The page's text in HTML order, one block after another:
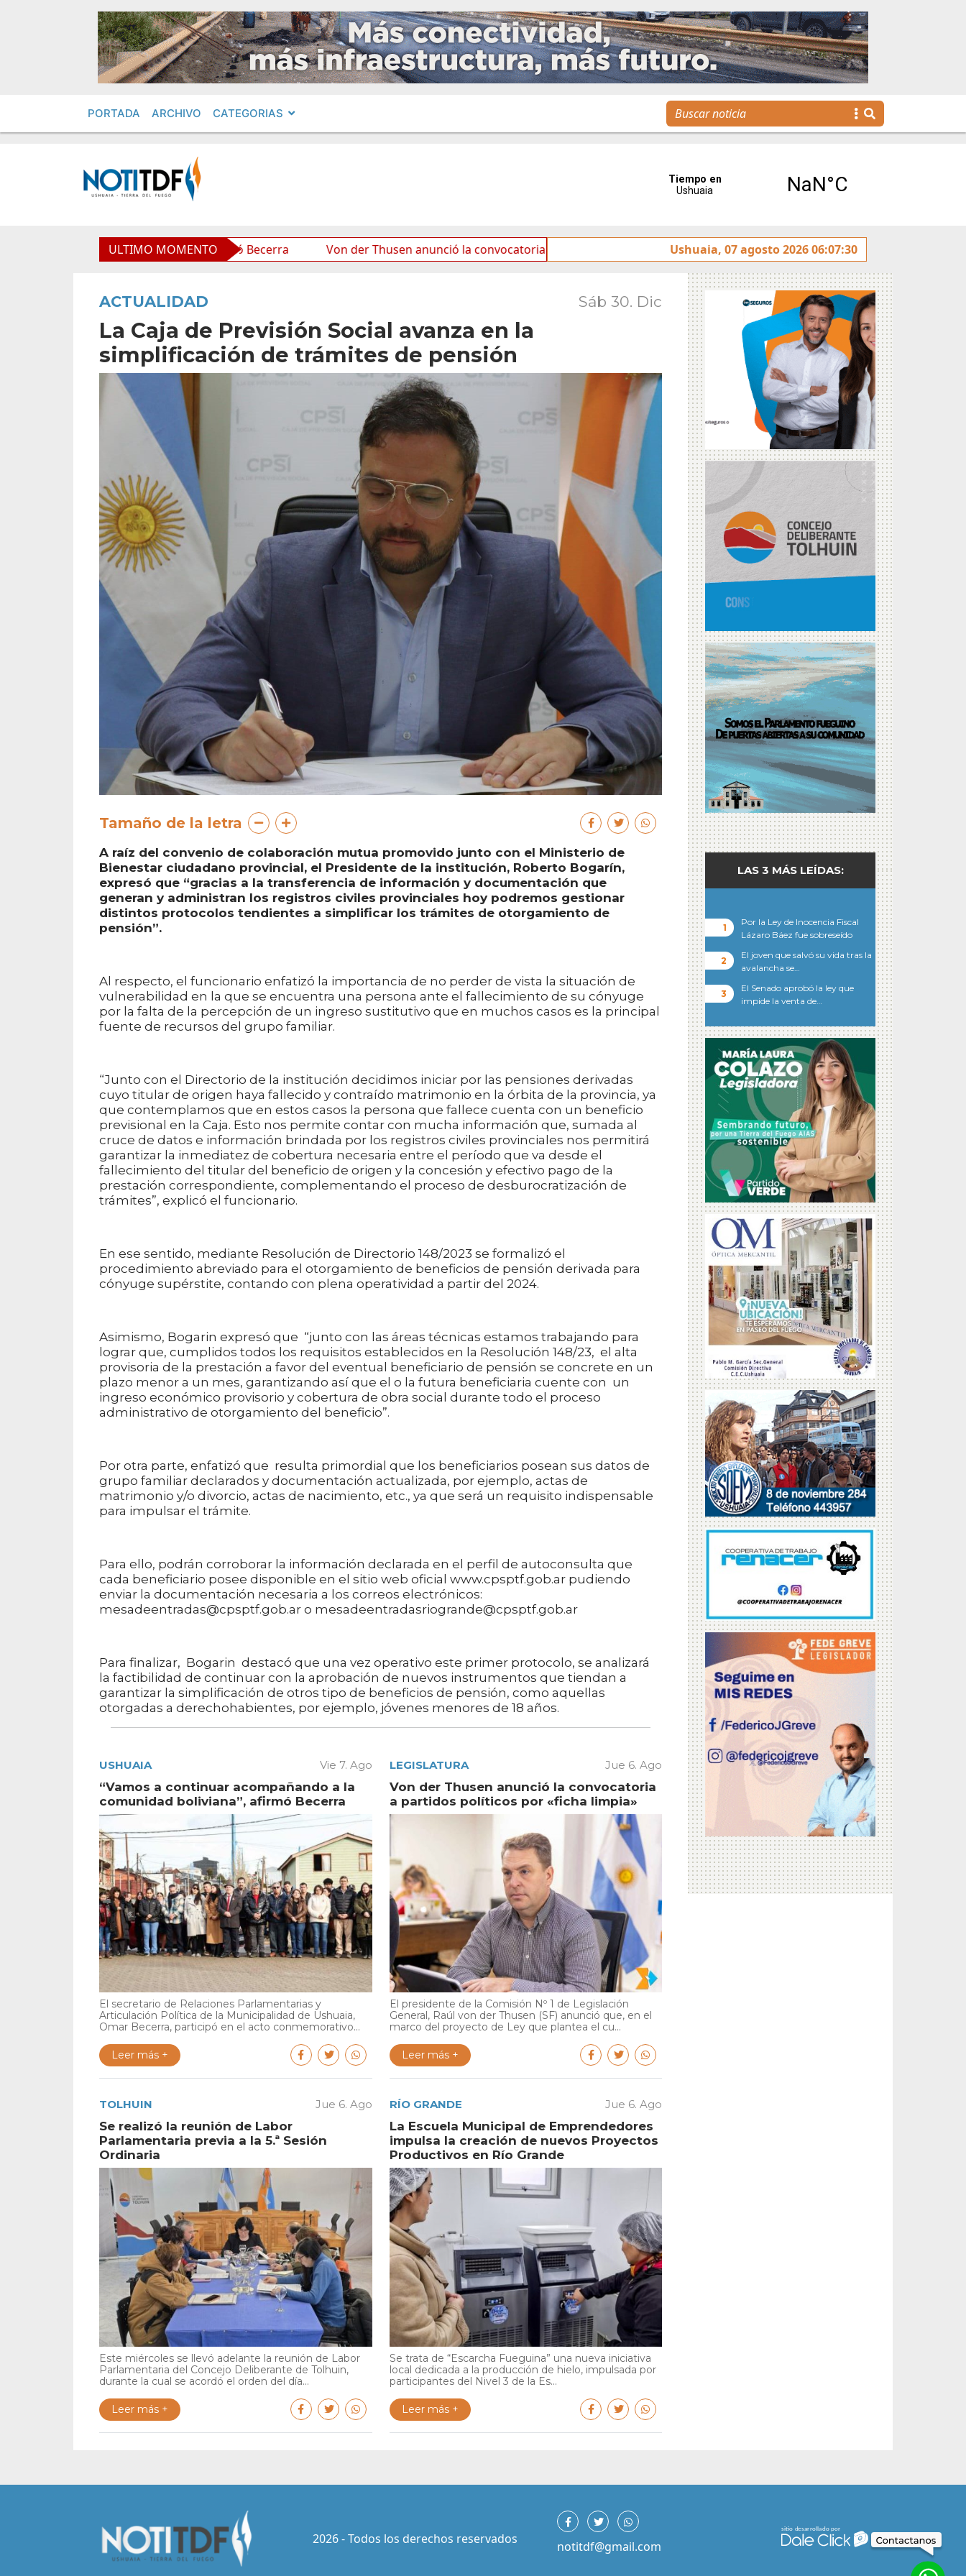
PORTADA ARCHIVO CATEGORIAS
ULTIMO MOMENTO
comunidad boliviana”, afirmó Becerra Von der Thusen anunció la convocatoria a partidos políticos por «ficha limpia» Se realizó la reunión de Labor
Ushuaia, 07 agosto 2026 06:07:30
ACTUALIDAD Sáb 30. Dic
La Caja de Previsión Social avanza en la
simplificación de trámites de pensión
Tamaño de la letra
A raíz del convenio de colaboración mutua promovido junto con el Ministerio de
Bienestar ciudadano provincial, el Presidente de la institución, Roberto Bogarín,
expresó que “gracias a la transferencia de información y documentación que
generan y administran los registros civiles provinciales hoy podremos gestionar
distintos protocolos tendientes a simplificar los trámites de otorgamiento de
pensión”.
Al respecto, el funcionario enfatizó la importancia de no perder de vista la situación de
vulnerabilidad en la que se encuentra una persona ante el fallecimiento de su cónyuge
por la falta de la percepción de un ingreso sustitutivo que en muchos casos es la principal
fuente de recursos del grupo familiar.
“Junto con el Directorio de la institución decidimos iniciar por las pensiones derivadas
cuyo titular de origen haya fallecido y contraído matrimonio en la órbita de la provincia, ya
que contemplamos que en estos casos la persona que fallece cuenta con un beneficio
previsional en la Caja. Esto nos permite contar con mucha información que, sumada al
cruce de datos e información brindada por los registros civiles provinciales nos permitirá
garantizar la inmediatez de cobertura necesaria entre el período que va desde el
fallecimiento del titular del beneficio de origen y la concesión y efectivo pago de la
prestación correspondiente, complementando el proceso de desburocratización de
trámites”, explicó el funcionario.
En ese sentido, mediante Resolución de Directorio 148/2023 se formalizó el
procedimiento abreviado para el otorgamiento de beneficios de pensión derivada para
cónyuge supérstite, contando con plena operatividad a partir del 2024.
Asimismo, Bogarin expresó que “junto con las áreas técnicas estamos trabajando para
lograr que, cumplidos todos los requisitos establecidos en la Resolución 148/23, el alta
provisoria de la prestación a favor del eventual beneficiario de pensión se concrete en un
plazo menor a un mes, garantizando así que el o la futura beneficiaria cuente con un
ingreso económico provisorio y cobertura de obra social durante todo el proceso
administrativo de otorgamiento del beneficio”.
Por otra parte, enfatizó que resulta primordial que los beneficiarios posean sus datos de
grupo familiar declarados y documentación actualizada, por ejemplo, actas de
matrimonio y/o divorcio, actas de nacimiento, etc., ya que será un requisito indispensable
para impulsar el trámite.
Para ello, podrán corroborar la información declarada en el perfil de autoconsulta que
cada beneficiario posee disponible en el sitio web oficial www.cpsptf.gob.ar pudiendo
enviar la documentación necesaria a los correos electrónicos:
mesadeentradas@cpsptf.gob.ar o mesadeentradasriogrande@cpsptf.gob.ar
Para finalizar, Bogarin destacó que una vez operativo este primer protocolo, se analizará
la factibilidad de continuar con la aprobación de nuevos instrumentos que tiendan a
garantizar la simplificación de otros tipo de beneficios de pensión, como aquellas
otorgadas a derechohabientes, por ejemplo, jóvenes menores de 18 años.
USHUAIA Vie 7. Ago
“Vamos a continuar acompañando a la
comunidad boliviana”, afirmó Becerra
El secretario de Relaciones Parlamentarias y
Articulación Política de la Municipalidad de Ushuaia,
Omar Becerra, participó en el acto conmemorativo...
Leer más +
LEGISLATURA Jue 6. Ago
Von der Thusen anunció la convocatoria
a partidos políticos por «ficha limpia»
El presidente de la Comisión Nº 1 de Legislación
General, Raúl von der Thusen (SF) anunció que, en el
marco del proyecto de Ley que plantea el cu...
Leer más +
TOLHUIN Jue 6. Ago
Se realizó la reunión de Labor
Parlamentaria previa a la 5.ª Sesión
Ordinaria
Este miércoles se llevó adelante la reunión de Labor
Parlamentaria del Concejo Deliberante de Tolhuin,
durante la cual se acordó el orden del día...
Leer más +
RÍO GRANDE Jue 6. Ago
La Escuela Municipal de Emprendedores
impulsa la creación de nuevos Proyectos
Productivos en Río Grande
Se trata de “Escarcha Fueguina” una nueva iniciativa
local dedicada a la producción de hielo, impulsada por
participantes del Nivel 3 de la Es...
Leer más +
LAS 3 MÁS LEÍDAS:
Por la Ley de Inocencia Fiscal
Lázaro Báez fue sobreseído
El joven que salvó su vida tras la
avalancha se…
El Senado aprobó la ley que
impide la venta de…
2026 - Todos los derechos reservados notitdf@gmail.com